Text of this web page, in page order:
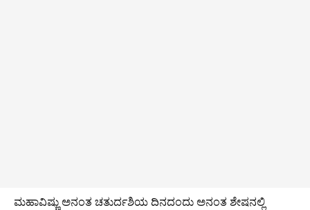
ಮಹಾವಿಷ್ಣು ಅನಂತ ಚತುರ್ದಶಿಯ ದಿನದಂದು ಅನಂತ ಶೇಷನಲ್ಲಿ